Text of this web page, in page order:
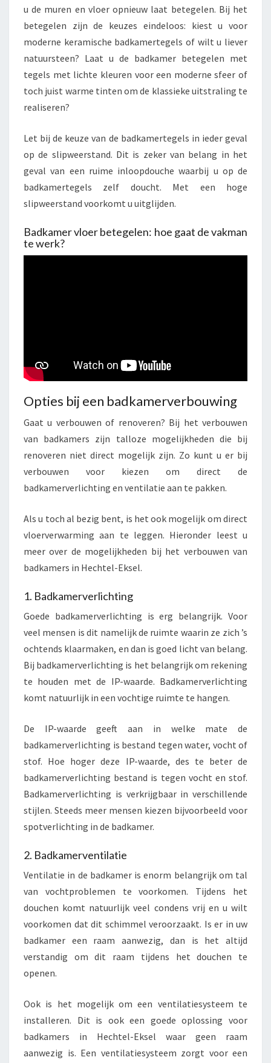
u de muren en vloer opnieuw laat betegelen. Bij het
betegelen zijn de keuzes eindeloos: kiest u voor
moderne keramische badkamertegels of wilt u liever
natuursteen? Laat u de badkamer betegelen met
tegels met lichte kleuren voor een moderne sfeer of
toch juist warme tinten om de klassieke uitstraling te
realiseren?
Let bij de keuze van de badkamertegels in ieder geval
op de slipweerstand. Dit is zeker van belang in het
geval van een ruime inloopdouche waarbij u op de
badkamertegels zelf doucht. Met een hoge
slipweerstand voorkomt u uitglijden.
Badkamer vloer betegelen: hoe gaat de vakman
te werk?
Opties bij een badkamerverbouwing
Gaat u verbouwen of renoveren? Bij het verbouwen
van badkamers zijn talloze mogelijkheden die bij
renoveren niet direct mogelijk zijn. Zo kunt u er bij
verbouwen voor kiezen om direct de
badkamerverlichting en ventilatie aan te pakken.
Als u toch al bezig bent, is het ook mogelijk om direct
vloerverwarming aan te leggen. Hieronder leest u
meer over de mogelijkheden bij het verbouwen van
badkamers in Hechtel-Eksel.
1. Badkamerverlichting
Goede badkamerverlichting is erg belangrijk. Voor
veel mensen is dit namelijk de ruimte waarin ze zich ’s
ochtends klaarmaken, en dan is goed licht van belang.
Bij badkamerverlichting is het belangrijk om rekening
te houden met de IP-waarde. Badkamerverlichting
komt natuurlijk in een vochtige ruimte te hangen.
De IP-waarde geeft aan in welke mate de
badkamerverlichting is bestand tegen water, vocht of
stof. Hoe hoger deze IP-waarde, des te beter de
badkamerverlichting bestand is tegen vocht en stof.
Badkamerverlichting is verkrijgbaar in verschillende
stijlen. Steeds meer mensen kiezen bijvoorbeeld voor
spotverlichting in de badkamer.
2. Badkamerventilatie
Ventilatie in de badkamer is enorm belangrijk om tal
van vochtproblemen te voorkomen. Tijdens het
douchen komt natuurlijk veel condens vrij en u wilt
voorkomen dat dit schimmel veroorzaakt. Is er in uw
badkamer een raam aanwezig, dan is het altijd
verstandig om dit raam tijdens het douchen te
openen.
Ook is het mogelijk om een ventilatiesysteem te
installeren. Dit is ook een goede oplossing voor
badkamers in Hechtel-Eksel waar geen raam
aanwezig is. Een ventilatiesysteem zorgt voor een